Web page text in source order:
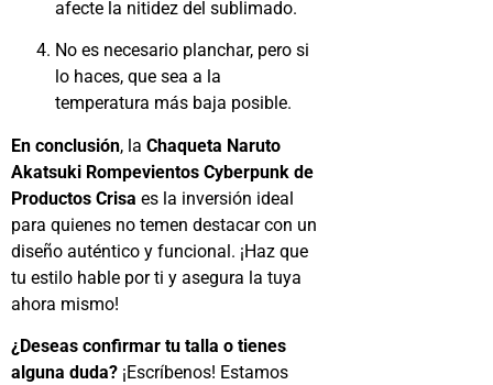
afecte la nitidez del sublimado.
No es necesario planchar, pero si
lo haces, que sea a la
temperatura más baja posible.
En conclusión, la Chaqueta Naruto
Akatsuki Rompevientos Cyberpunk de
Productos Crisa es la inversión ideal
para quienes no temen destacar con un
diseño auténtico y funcional. ¡Haz que
tu estilo hable por ti y asegura la tuya
ahora mismo!
¿Deseas confirmar tu talla o tienes
alguna duda? ¡Escríbenos! Estamos